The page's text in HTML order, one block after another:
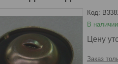
В наличии
Код:
Цену
Заказ